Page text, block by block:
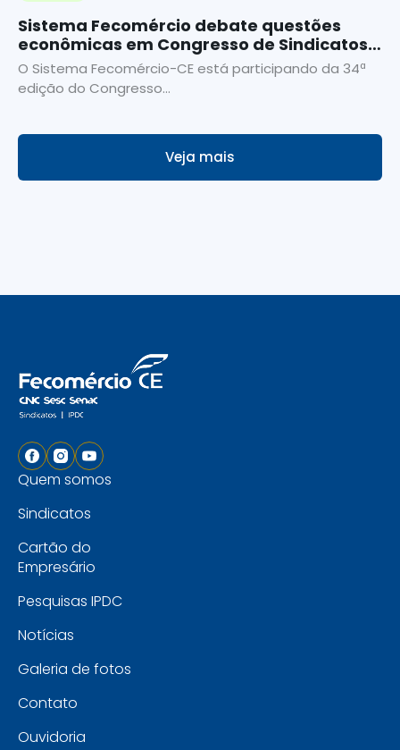
Sistema Fecomércio debate questões
econômicas em Congresso de Sindicatos
Empresariais
O Sistema Fecomércio-CE está participando da 34ª
edição do Congresso...
Veja mais
Quem somos
Sindicatos
Cartão do
Empresário
Pesquisas IPDC
Notícias
Galeria de fotos
Contato
Ouvidoria